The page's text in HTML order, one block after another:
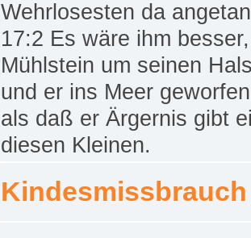
Wehrlosesten da
17:2 Es wäre ihm
Mühlstein um seinen
und er ins Meer
als daß er Ärgernis gibt
diesen Kleinen.
Kindesmissbrauch